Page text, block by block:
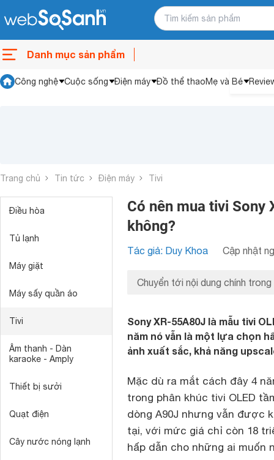
Danh mục sản phẩm
Công nghệ Cuộc sống Điện máy Đồ thể thaoMẹ và Bé
Trang chủ Tin tức Điện máy Tivi
Điều hòa
Tủ lạnh
Máy giặt
Máy sấy quần áo
Tivi
Âm thanh - Dàn
karaoke - Amply
Thiết bị sưởi
Quạt điện
Cây nước nóng lạnh
Có nên mua tivi Sony
không?
Tác giả: Duy Khoa Cập nhật
Chuyển tới nội dung chính trong
Sony XR-55A80J là mẫu tivi
năm nó vẫn là một lựa chọn
ảnh xuất sắc, khả năng
Mặc dù ra mắt cách đây 4
trong phân khúc tivi OLED
dòng A90J nhưng vẫn được
tại, với mức giá chỉ còn 18
hấp dẫn cho những ai muốn